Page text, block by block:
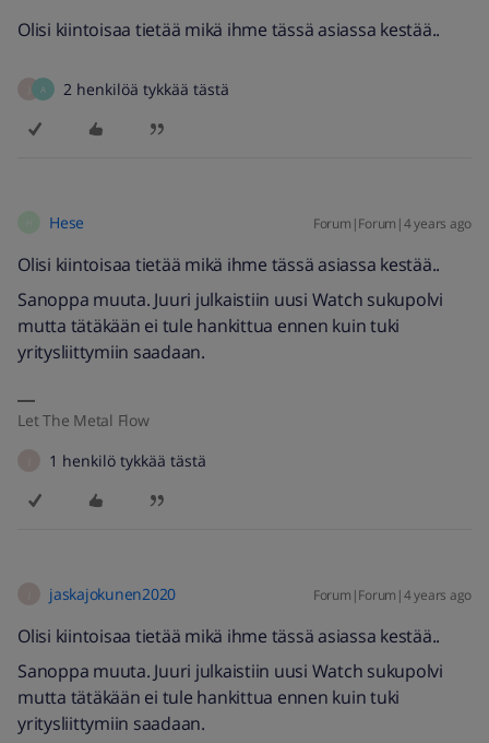
Olisi kiintoisaa tietää mikä ihme tässä asiassa kestää..
A 2 henkilöä tykkää tästä
Hese Forum|Forum|4 years ago
Olisi kiintoisaa tietää mikä ihme tässä asiassa kestää..
Sanoppa muuta. Juuri julkaistiin uusi Watch sukupolvi
mutta tätäkään ei tule hankittua ennen kuin tuki
yritysliittymiin saadaan.
Let The Metal Flow
1 henkilö tykkää tästä
jaskajokunen2020 Forum|Forum|4 years ago
Olisi kiintoisaa tietää mikä ihme tässä asiassa kestää..
Sanoppa muuta. Juuri julkaistiin uusi Watch sukupolvi
mutta tätäkään ei tule hankittua ennen kuin tuki
yritysliittymiin saadaan.